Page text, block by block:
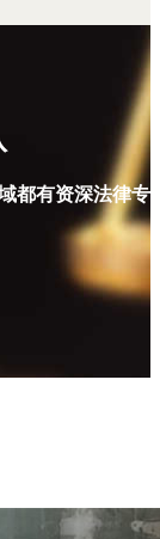
都有资深法律专